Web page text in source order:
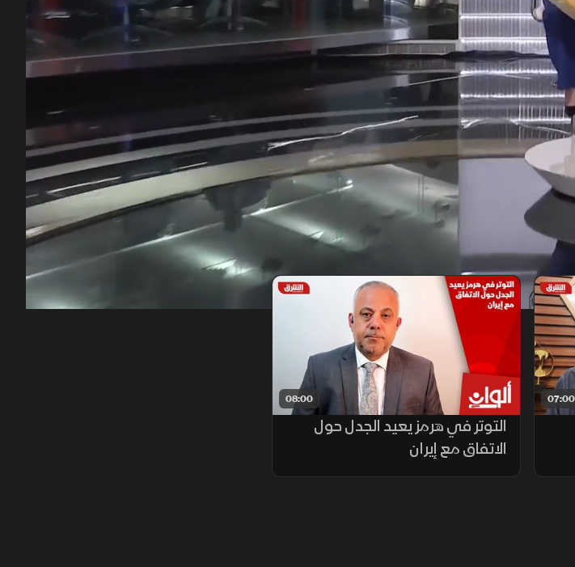
53:08
07:00
08:00
التوتر في هرمز يعيد الجدل حول
الاتفاق مع إيران